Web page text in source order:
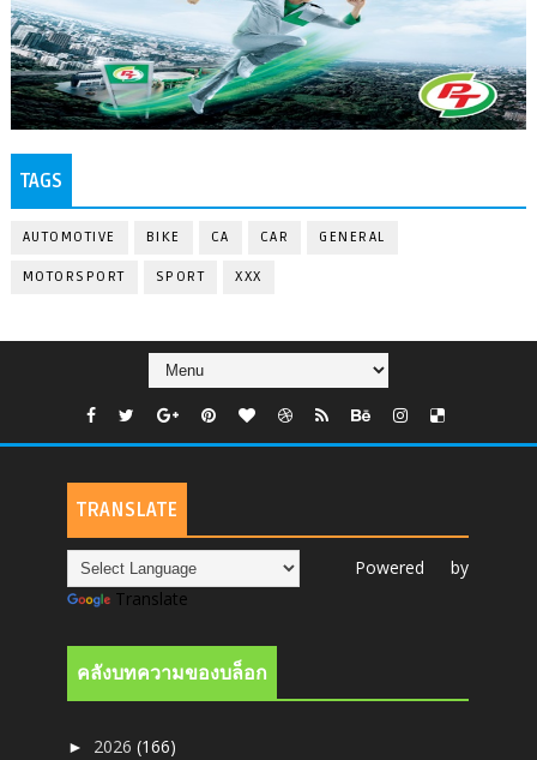
TAGS
AUTOMOTIVE BIKE CA CAR GENERAL
MOTORSPORT SPORT XXX
TRANSLATE
Powered by
Translate
คลังบทความของบล็อก
► 2026(166)